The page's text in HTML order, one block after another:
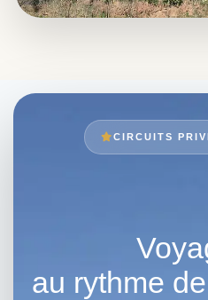
CIRCUITS
au rythme